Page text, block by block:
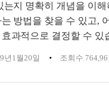
는지 명확히 개념을 이해
방법을 찾을 수 있고,
과적으로 결정할 수 있
년1월20일 조회수